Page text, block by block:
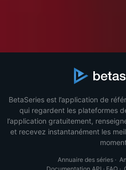
BetaSeries est l’application de
qui regardent les plateformes
l’application gratuitement,
et recevez instantanément les
Annuaire des séries·